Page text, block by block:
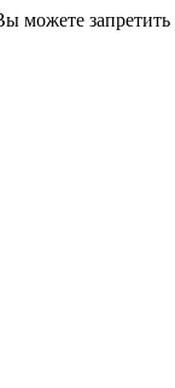
запретить